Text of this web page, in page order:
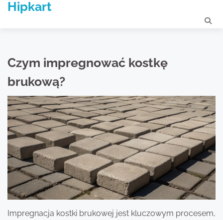
SkipHipkart
Czym impregnować kostkę
brukową?
Impregnacja kostki brukowej jest kluczowym procesem,